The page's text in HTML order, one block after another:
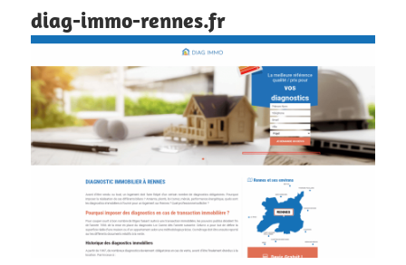
diag-immo-rennes.fr